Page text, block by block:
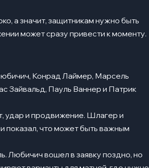
а значит, защитникам нужно быть
может сразу привести к моменту.
Конрад Лаймер, Марсель
Пауль Ваннер и Патрик
удар и продвижение. Шлагер и
показал, что может быть важным
Любичич вошел в заявку поздно, но